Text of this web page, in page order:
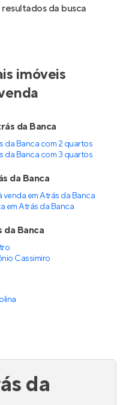
da busca
imóveis
da Banca
da Banca com 2 quartos
da Banca com 3 quartos
da Banca
em Atrás da Banca
em Atrás da Banca
da Banca
Cassimiro
da